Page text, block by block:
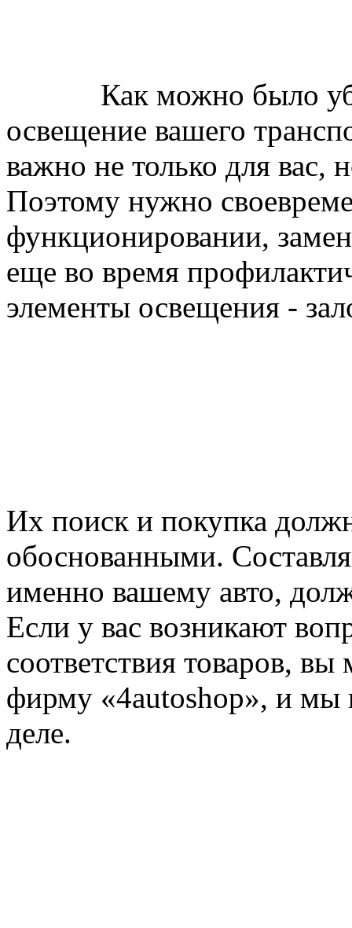
Как можно было
освещение вашего
важно не только для вас,
Поэтому нужно
функционировании,
еще во время
элементы освещения -
Их поиск и покупка
обоснованными.
именно вашему авто,
Если у вас возникают
соответствия товаров,
фирму «4autoshop», и мы
деле.